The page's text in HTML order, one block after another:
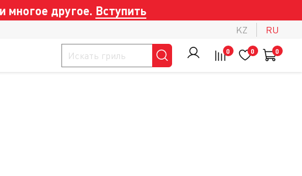
многое другое. Вступить
KZ RU
0 0 0